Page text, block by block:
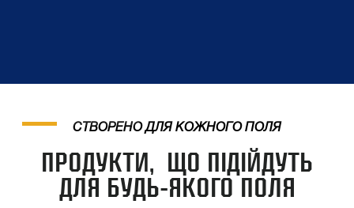
СТВОРЕНО ДЛЯ КОЖНОГО ПОЛЯ
ПРОДУКТИ, ЩО ПІДІЙДУТЬ
ДЛЯ БУДЬ-ЯКОГО ПОЛЯ